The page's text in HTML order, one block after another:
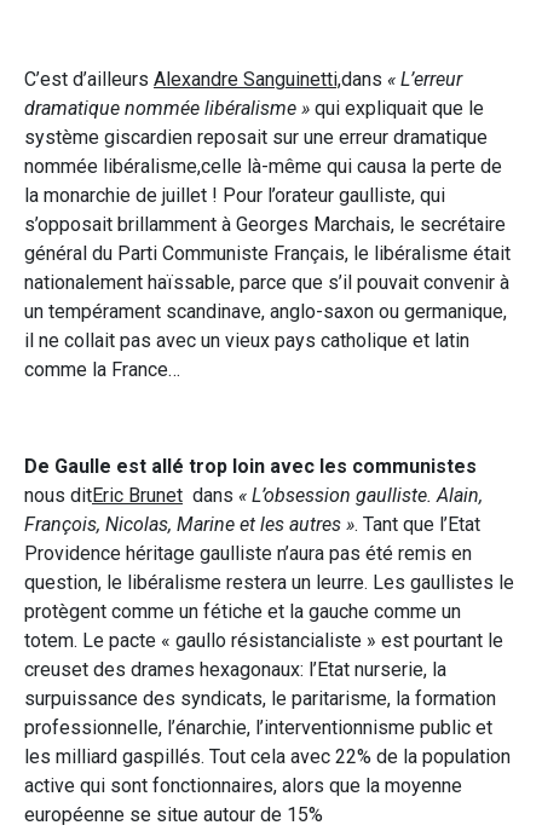
C’est d’ailleurs Alexandre Sanguinetti,dans « L’erreur
dramatique nommée libéralisme » qui expliquait que le
système giscardien reposait sur une erreur dramatique
nommée libéralisme,celle là-même qui causa la perte de
la monarchie de juillet ! Pour l’orateur gaulliste, qui
s’opposait brillamment à Georges Marchais, le secrétaire
général du Parti Communiste Français, le libéralisme était
nationalement haïssable, parce que s’il pouvait convenir à
un tempérament scandinave, anglo-saxon ou germanique,
il ne collait pas avec un vieux pays catholique et latin
comme la France…
De Gaulle est allé trop loin avec les communistes
nous ditEric Brunet dans « L’obsession gaulliste. Alain,
François, Nicolas, Marine et les autres ». Tant que l’Etat
Providence héritage gaulliste n’aura pas été remis en
question, le libéralisme restera un leurre. Les gaullistes le
protègent comme un fétiche et la gauche comme un
totem. Le pacte « gaullo résistancialiste » est pourtant le
creuset des drames hexagonaux: l’Etat nurserie, la
surpuissance des syndicats, le paritarisme, la formation
professionnelle, l’énarchie, l’interventionnisme public et
les milliard gaspillés. Tout cela avec 22% de la population
active qui sont fonctionnaires, alors que la moyenne
européenne se situe autour de 15%